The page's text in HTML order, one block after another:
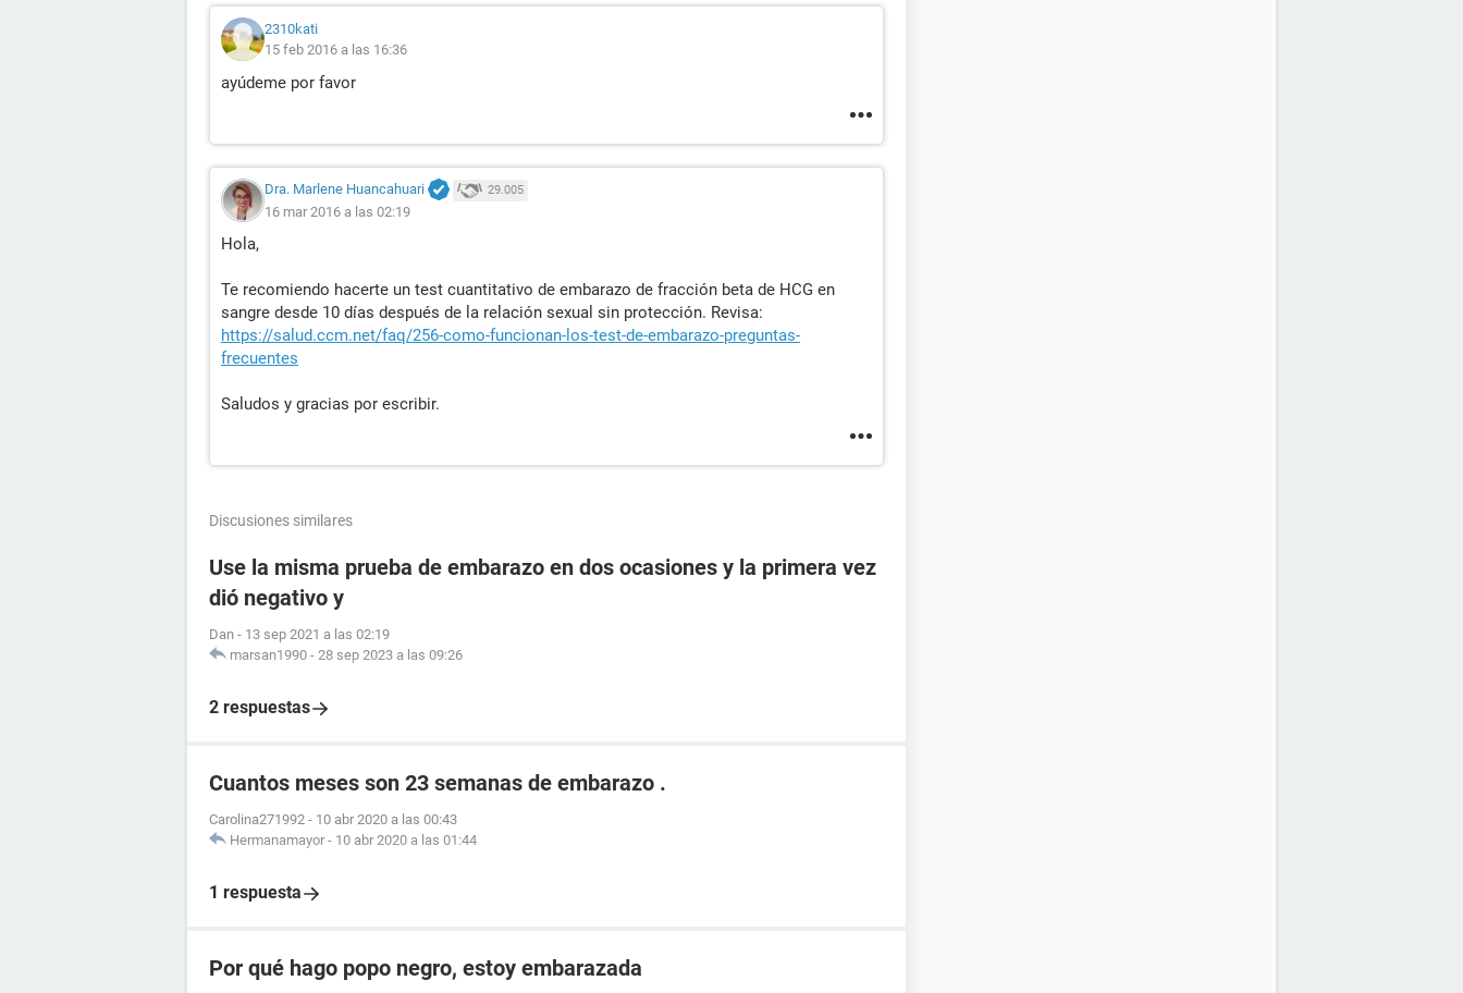
2310kati
15 feb 2016 a las 16:36
ayúdeme por favor
Dra. Marlene Huancahuari 29.005
16 mar 2016 a las 02:19
Hola,
Te recomiendo hacerte un test cuantitativo de embarazo de fracción beta de HCG en
sangre desde 10 días después de la relación sexual sin protección. Revisa:
https://salud.ccm.net/faq/256-como-funcionan-los-test-de-embarazo-preguntas-
frecuentes
Saludos y gracias por escribir.
Discusiones similares
Use la misma prueba de embarazo en dos ocasiones y la primera vez
dió negativo y
Dan - 13 sep 2021 a las 02:19
marsan1990 - 28 sep 2023 a las 09:26
2 respuestas
Cuantos meses son 23 semanas de embarazo .
Carolina271992 - 10 abr 2020 a las 00:43
Hermanamayor - 10 abr 2020 a las 01:44
1 respuesta
Por qué hago popo negro, estoy embarazada